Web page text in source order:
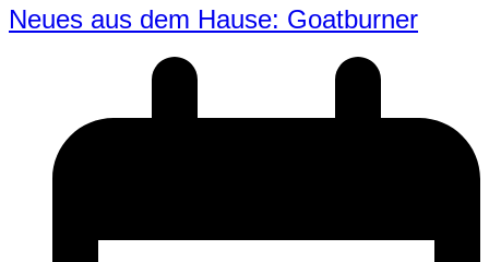
Neues aus dem Hause: Goatburner